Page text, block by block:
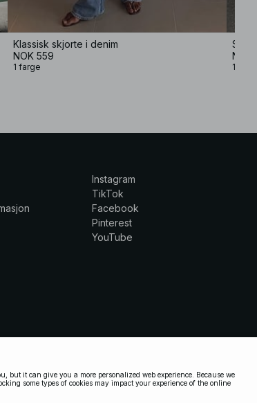
Klassisk skjorte i denim
NOK 559
1 farge
NOK
1
Instagram
TikTok
Facebook
Pinterest
YouTube